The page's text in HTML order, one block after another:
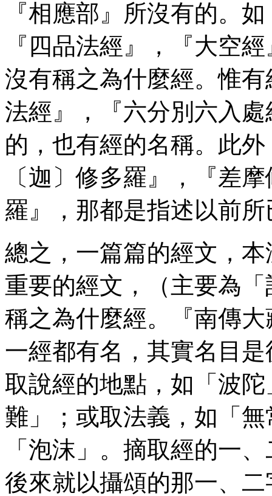
『相應部』所沒有的。
『四品法經』，『大空
沒有稱之為什麼經。惟
法經』，『六分別六入
的，也有經的名稱。此
〔迦〕修多羅』，『差
羅』，那都是指述以前
總之，一篇篇的經文，
重要的經文，（主要為
稱之為什麼經。『南傳
一經都有名，其實名目
取說經的地點，如「波
難」；或取法義，如「
「泡沫」。摘取經的一
後來就以攝頌的那一、